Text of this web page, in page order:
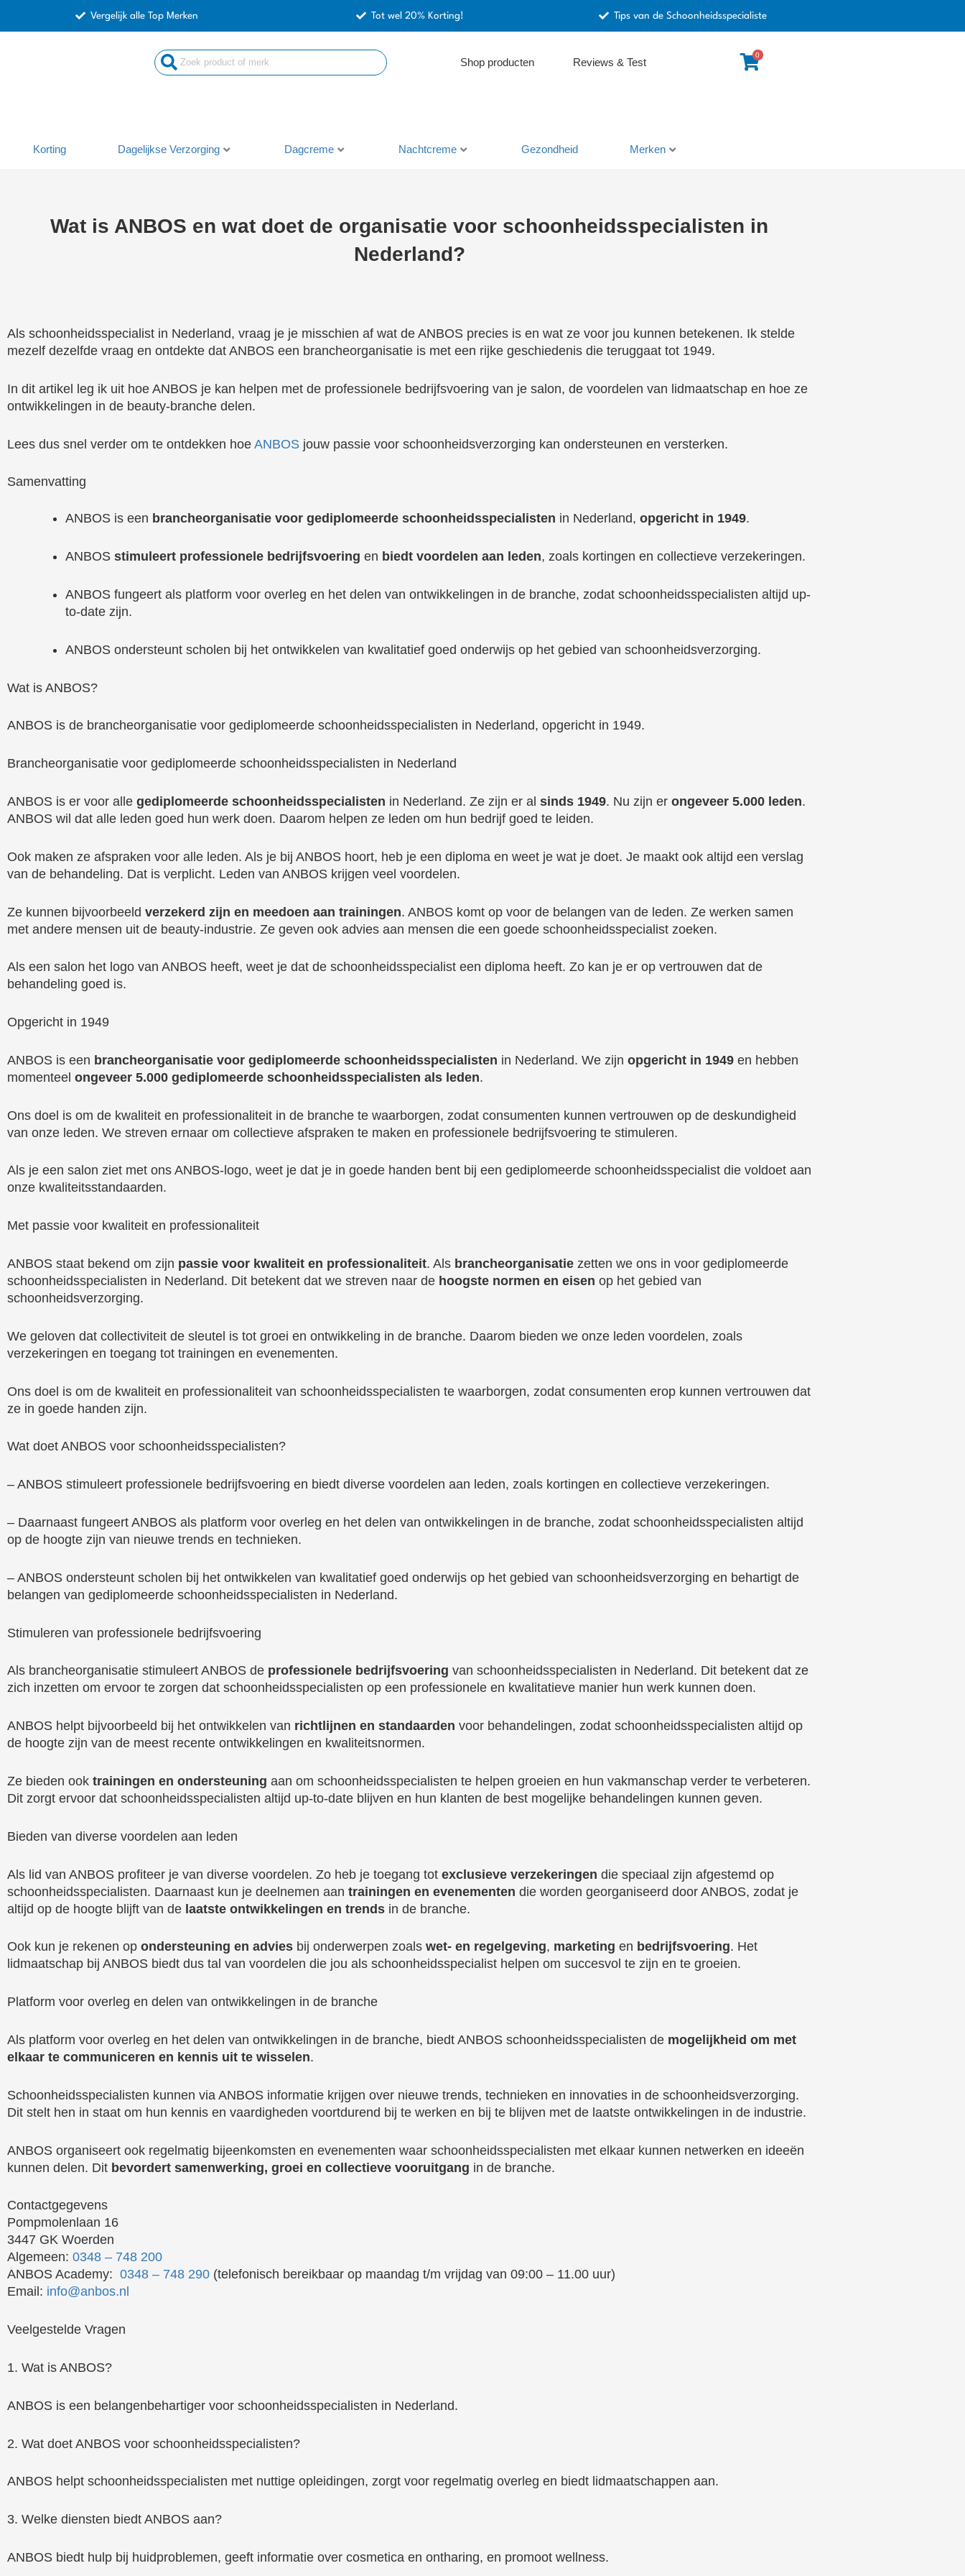
Vergelijk alle Top Merken Tot wel 20% Korting! Tips van de Schoonheidsspecialiste
Search
...
Shop producten Reviews & Test
0
Korting Dagelijkse Verzorging Dagcreme Nachtcreme Gezondheid Merken
Wat is ANBOS en wat doet de organisatie voor schoonheidsspecialisten in
Nederland?
Als schoonheidsspecialist in Nederland, vraag je je misschien af wat de ANBOS precies is en wat ze voor jou kunnen betekenen. Ik stelde
mezelf dezelfde vraag en ontdekte dat ANBOS een brancheorganisatie is met een rijke geschiedenis die teruggaat tot 1949.
In dit artikel leg ik uit hoe ANBOS je kan helpen met de professionele bedrijfsvoering van je salon, de voordelen van lidmaatschap en hoe ze
ontwikkelingen in de beauty-branche delen.
Lees dus snel verder om te ontdekken hoe ANBOS jouw passie voor schoonheidsverzorging kan ondersteunen en versterken.
Samenvatting
ANBOS is een brancheorganisatie voor gediplomeerde schoonheidsspecialisten in Nederland, opgericht in 1949.
ANBOS stimuleert professionele bedrijfsvoering en biedt voordelen aan leden, zoals kortingen en collectieve verzekeringen.
ANBOS fungeert als platform voor overleg en het delen van ontwikkelingen in de branche, zodat schoonheidsspecialisten altijd up-
to-date zijn.
ANBOS ondersteunt scholen bij het ontwikkelen van kwalitatief goed onderwijs op het gebied van schoonheidsverzorging.
Wat is ANBOS?
ANBOS is de brancheorganisatie voor gediplomeerde schoonheidsspecialisten in Nederland, opgericht in 1949.
Brancheorganisatie voor gediplomeerde schoonheidsspecialisten in Nederland
ANBOS is er voor alle gediplomeerde schoonheidsspecialisten in Nederland. Ze zijn er al sinds 1949. Nu zijn er ongeveer 5.000 leden.
ANBOS wil dat alle leden goed hun werk doen. Daarom helpen ze leden om hun bedrijf goed te leiden.
Ook maken ze afspraken voor alle leden. Als je bij ANBOS hoort, heb je een diploma en weet je wat je doet. Je maakt ook altijd een verslag
van de behandeling. Dat is verplicht. Leden van ANBOS krijgen veel voordelen.
Ze kunnen bijvoorbeeld verzekerd zijn en meedoen aan trainingen. ANBOS komt op voor de belangen van de leden. Ze werken samen
met andere mensen uit de beauty-industrie. Ze geven ook advies aan mensen die een goede schoonheidsspecialist zoeken.
Als een salon het logo van ANBOS heeft, weet je dat de schoonheidsspecialist een diploma heeft. Zo kan je er op vertrouwen dat de
behandeling goed is.
Opgericht in 1949
ANBOS is een brancheorganisatie voor gediplomeerde schoonheidsspecialisten in Nederland. We zijn opgericht in 1949 en hebben
momenteel ongeveer 5.000 gediplomeerde schoonheidsspecialisten als leden.
Ons doel is om de kwaliteit en professionaliteit in de branche te waarborgen, zodat consumenten kunnen vertrouwen op de deskundigheid
van onze leden. We streven ernaar om collectieve afspraken te maken en professionele bedrijfsvoering te stimuleren.
Als je een salon ziet met ons ANBOS-logo, weet je dat je in goede handen bent bij een gediplomeerde schoonheidsspecialist die voldoet aan
onze kwaliteitsstandaarden.
Met passie voor kwaliteit en professionaliteit
ANBOS staat bekend om zijn passie voor kwaliteit en professionaliteit. Als brancheorganisatie zetten we ons in voor gediplomeerde
schoonheidsspecialisten in Nederland. Dit betekent dat we streven naar de hoogste normen en eisen op het gebied van
schoonheidsverzorging.
We geloven dat collectiviteit de sleutel is tot groei en ontwikkeling in de branche. Daarom bieden we onze leden voordelen, zoals
verzekeringen en toegang tot trainingen en evenementen.
Ons doel is om de kwaliteit en professionaliteit van schoonheidsspecialisten te waarborgen, zodat consumenten erop kunnen vertrouwen dat
ze in goede handen zijn.
Wat doet ANBOS voor schoonheidsspecialisten?
– ANBOS stimuleert professionele bedrijfsvoering en biedt diverse voordelen aan leden, zoals kortingen en collectieve verzekeringen.
– Daarnaast fungeert ANBOS als platform voor overleg en het delen van ontwikkelingen in de branche, zodat schoonheidsspecialisten altijd
op de hoogte zijn van nieuwe trends en technieken.
– ANBOS ondersteunt scholen bij het ontwikkelen van kwalitatief goed onderwijs op het gebied van schoonheidsverzorging en behartigt de
belangen van gediplomeerde schoonheidsspecialisten in Nederland.
Stimuleren van professionele bedrijfsvoering
Als brancheorganisatie stimuleert ANBOS de professionele bedrijfsvoering van schoonheidsspecialisten in Nederland. Dit betekent dat ze
zich inzetten om ervoor te zorgen dat schoonheidsspecialisten op een professionele en kwalitatieve manier hun werk kunnen doen.
ANBOS helpt bijvoorbeeld bij het ontwikkelen van richtlijnen en standaarden voor behandelingen, zodat schoonheidsspecialisten altijd op
de hoogte zijn van de meest recente ontwikkelingen en kwaliteitsnormen.
Ze bieden ook trainingen en ondersteuning aan om schoonheidsspecialisten te helpen groeien en hun vakmanschap verder te verbeteren.
Dit zorgt ervoor dat schoonheidsspecialisten altijd up-to-date blijven en hun klanten de best mogelijke behandelingen kunnen geven.
Bieden van diverse voordelen aan leden
Als lid van ANBOS profiteer je van diverse voordelen. Zo heb je toegang tot exclusieve verzekeringen die speciaal zijn afgestemd op
schoonheidsspecialisten. Daarnaast kun je deelnemen aan trainingen en evenementen die worden georganiseerd door ANBOS, zodat je
altijd op de hoogte blijft van de laatste ontwikkelingen en trends in de branche.
Ook kun je rekenen op ondersteuning en advies bij onderwerpen zoals wet- en regelgeving, marketing en bedrijfsvoering. Het
lidmaatschap bij ANBOS biedt dus tal van voordelen die jou als schoonheidsspecialist helpen om succesvol te zijn en te groeien.
Platform voor overleg en delen van ontwikkelingen in de branche
Als platform voor overleg en het delen van ontwikkelingen in de branche, biedt ANBOS schoonheidsspecialisten de mogelijkheid om met
elkaar te communiceren en kennis uit te wisselen.
Schoonheidsspecialisten kunnen via ANBOS informatie krijgen over nieuwe trends, technieken en innovaties in de schoonheidsverzorging.
Dit stelt hen in staat om hun kennis en vaardigheden voortdurend bij te werken en bij te blijven met de laatste ontwikkelingen in de industrie.
ANBOS organiseert ook regelmatig bijeenkomsten en evenementen waar schoonheidsspecialisten met elkaar kunnen netwerken en ideeën
kunnen delen. Dit bevordert samenwerking, groei en collectieve vooruitgang in de branche.
Contactgegevens
Pompmolenlaan 16
3447 GK Woerden
Algemeen: 0348 – 748 200
ANBOS Academy: 0348 – 748 290 (telefonisch bereikbaar op maandag t/m vrijdag van 09:00 – 11.00 uur)
Email: info@anbos.nl
Veelgestelde Vragen
1. Wat is ANBOS?
ANBOS is een belangenbehartiger voor schoonheidsspecialisten in Nederland.
2. Wat doet ANBOS voor schoonheidsspecialisten?
ANBOS helpt schoonheidsspecialisten met nuttige opleidingen, zorgt voor regelmatig overleg en biedt lidmaatschappen aan.
3. Welke diensten biedt ANBOS aan?
ANBOS biedt hulp bij huidproblemen, geeft informatie over cosmetica en ontharing, en promoot wellness.